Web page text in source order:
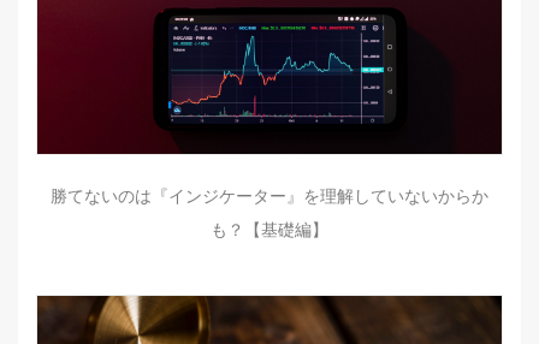
勝てないのは『インジケーター』を理解していないからか
も？【基礎編】